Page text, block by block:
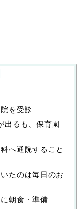
を受診
出るも、保育園
へ通院すること
たのは毎日のお
朝食・準備